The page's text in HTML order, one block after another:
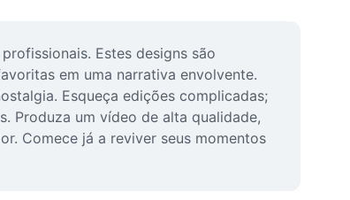
Estes designs são
em uma narrativa envolvente.
Esqueça edições complicadas;
Produza um vídeo de alta qualidade,
Comece já a reviver seus momentos